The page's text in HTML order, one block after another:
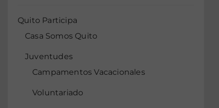
Quito Participa
Casa Somos Quito
Juventudes
Campamentos Vacacionales
Voluntariado